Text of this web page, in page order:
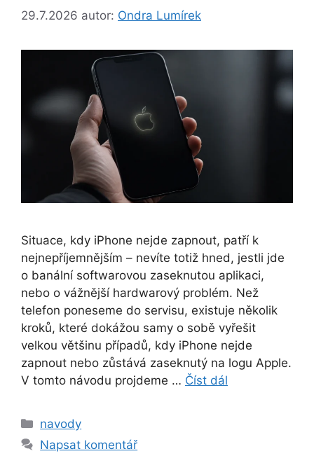
29.7.2026 autor: Ondra Lumírek
Situace, kdy iPhone nejde zapnout, patří k
nejnepříjemnějším – nevíte totiž hned, jestli jde
o banální softwarovou zaseknutou aplikaci,
nebo o vážnější hardwarový problém. Než
telefon poneseme do servisu, existuje několik
kroků, které dokážou samy o sobě vyřešit
velkou většinu případů, kdy iPhone nejde
zapnout nebo zůstává zaseknutý na logu Apple.
V tomto návodu projdeme … Číst dál
Rubriky
navody
Napsat komentář